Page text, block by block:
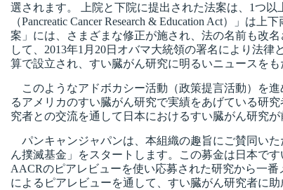
選されます。 上院と下院に提出された法案は、1つ
（Pancreatic Cancer Research & Education Act）」
案」には、さまざまな修正が施され、法の名前も改
して、2013年1月20日オバマ大統領の署名により法
算で設立され、すい臓がん研究に明るいニュースをも
このようなアドボカシー活動（政策提言活動）を
るアメリカのすい臓がん研究で実績をあげている研
究者との交流を通して日本におけるすい臓がん研究
パンキャンジャパンは、本組織の趣旨にご賛同い
ん撲滅基金」をスタートします。この募金は日本で
AACRのピアレビューを使い応募された研究から一
によるピアレビューを通して、すい臓がん研究者に